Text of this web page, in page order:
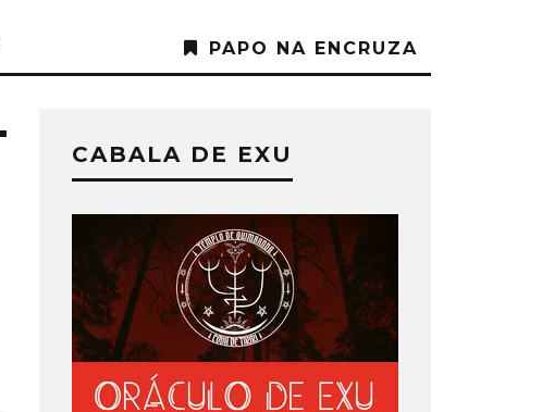
PAPO NA ENCRUZA
CABALA DE EXU